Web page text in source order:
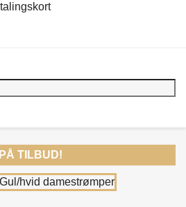
PÅ TILBUD!